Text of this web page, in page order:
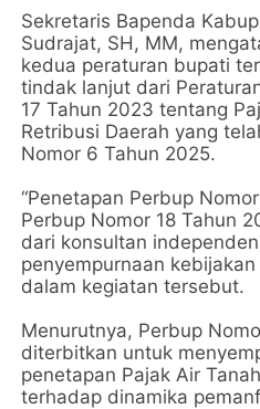
Sekretaris Bapenda
Sudrajat, SH, MM,
kedua peraturan bupati
tindak lanjut dari
17 Tahun 2023 tentang
Retribusi Daerah yang
Nomor 6 Tahun 2025.
“Penetapan Perbup
Perbup Nomor 18 Tahun
dari konsultan
penyempurnaan
dalam kegiatan tersebut.
Menurutnya, Perbup
diterbitkan untuk
penetapan Pajak Air
terhadap dinamika